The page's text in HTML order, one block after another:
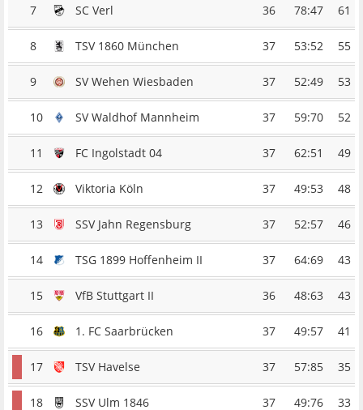
7 SC Verl 36 78:47 61
8 TSV 1860 München 37 53:52 55
9 SV Wehen Wiesbaden 37 52:49 53
10 SV Waldhof Mannheim 37 59:70 52
11 FC Ingolstadt 04 37 62:51 49
12 Viktoria Köln 37 49:53 48
13 SSV Jahn Regensburg 37 52:57 46
14 TSG 1899 Hoffenheim II 37 64:69 43
15 VfB Stuttgart II 36 48:63 43
16 1. FC Saarbrücken 37 49:57 41
17 TSV Havelse 37 57:85 35
18 SSV Ulm 1846 37 49:76 33